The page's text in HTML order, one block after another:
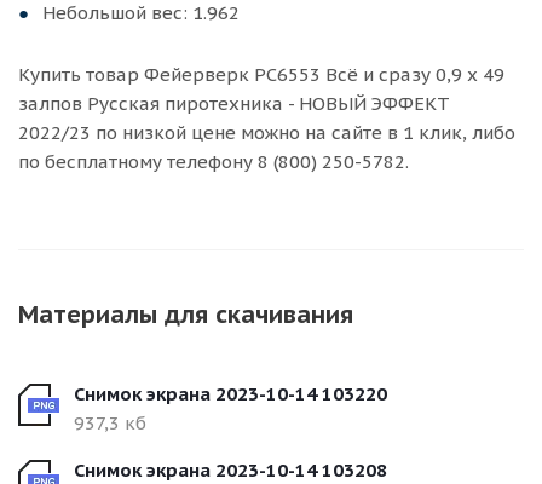
Небольшой вес: 1.962
Купить товар Фейерверк РС6553 Всё и сразу 0,9 х 49
залпов Русская пиротехника - НОВЫЙ ЭФФЕКТ
2022/23 по низкой цене можно на сайте в 1 клик, либо
по бесплатному телефону 8 (800) 250-5782.
Материалы для скачивания
Снимок экрана 2023-10-14 103220
937,3 кб
Снимок экрана 2023-10-14 103208